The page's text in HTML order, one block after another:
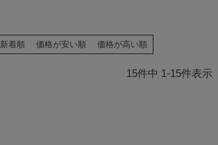
新着順 価格が安い順 価格が高い順
15件中 1-15件表示